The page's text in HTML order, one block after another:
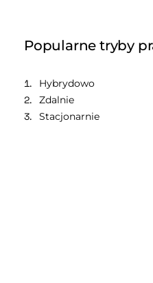
Popularne tryby
Hybrydowo
Zdalnie
Stacjonarnie